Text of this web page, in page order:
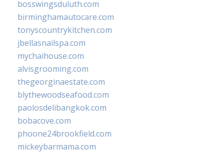
bosswingsduluth.com
birminghamautocare.com
tonyscountrykitchen.com
jbellasnailspa.com
mychaihouse.com
alvisgrooming.com
thegeorginaestate.com
blythewoodseafood.com
paolosdelibangkok.com
bobacove.com
phoone24brookfield.com
mickeybarmama.com